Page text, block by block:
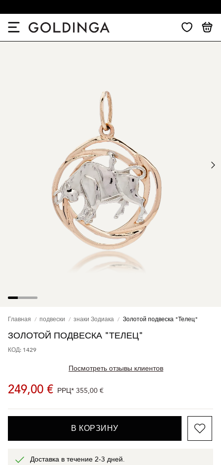
Главная подвески знаки Зодиака Золотой подвеска "Телец"
ЗОЛОТОЙ ПОДВЕСКА "ТЕЛЕЦ"
КОД: 1429
Посмотреть отзывы клиентов
249,00 € РРЦ* 355,00 €
В КОРЗИНУ
Доставка в течение 2-3 дней.